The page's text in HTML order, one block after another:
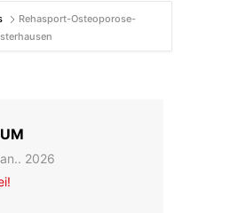
Rehasport-Osteoporose-
2026